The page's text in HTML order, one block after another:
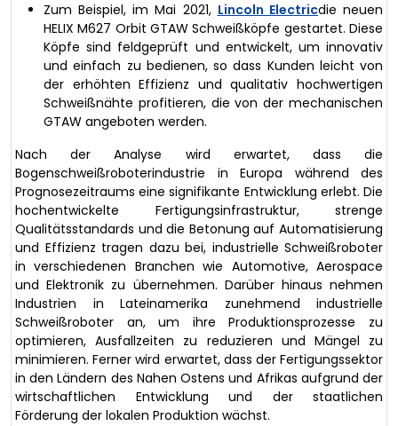
Zum Beispiel, im Mai 2021, Lincoln Electricdie neuen
HELIX M627 Orbit GTAW Schweißköpfe gestartet. Diese
Köpfe sind feldgeprüft und entwickelt, um innovativ
und einfach zu bedienen, so dass Kunden leicht von
der erhöhten Effizienz und qualitativ hochwertigen
Schweißnähte profitieren, die von der mechanischen
GTAW angeboten werden.
Nach der Analyse wird erwartet, dass die
Bogenschweißroboterindustrie in Europa während des
Prognosezeitraums eine signifikante Entwicklung erlebt. Die
hochentwickelte Fertigungsinfrastruktur, strenge
Qualitätsstandards und die Betonung auf Automatisierung
und Effizienz tragen dazu bei, industrielle Schweißroboter
in verschiedenen Branchen wie Automotive, Aerospace
und Elektronik zu übernehmen. Darüber hinaus nehmen
Industrien in Lateinamerika zunehmend industrielle
Schweißroboter an, um ihre Produktionsprozesse zu
optimieren, Ausfallzeiten zu reduzieren und Mängel zu
minimieren. Ferner wird erwartet, dass der Fertigungssektor
in den Ländern des Nahen Ostens und Afrikas aufgrund der
wirtschaftlichen Entwicklung und der staatlichen
Förderung der lokalen Produktion wächst.